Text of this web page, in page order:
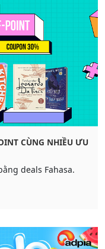
CÙNG NHIỀU ƯU
deals Fahasa.